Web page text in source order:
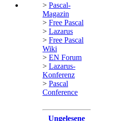
> Pascal-
Magazin
> Free Pascal
> Lazarus
> Free Pascal
Wiki
> EN Forum
> Lazarus-
Konferenz
> Pascal
Conference
Ungelesene